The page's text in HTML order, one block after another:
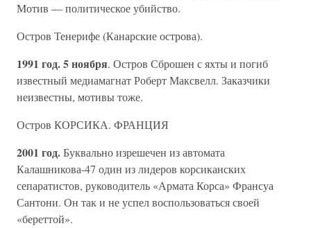
Мотив — политическое убийство.
Остров Тенерифе (Канарские острова).
1991 год. 5 ноября. Остров Сброшен с яхты и погиб
известный медиамагнат Роберт Максвелл. Заказчики
неизвестны, мотивы тоже.
Остров КОРСИКА. ФРАНЦИЯ
2001 год.Буквально изрешечен из автомата
Калашникова-47 один из лидеров корсиканских
сепаратистов, руководитель «Армата Корса» Франсуа
Сантони. Он так и не успел воспользоваться своей
«береттой».